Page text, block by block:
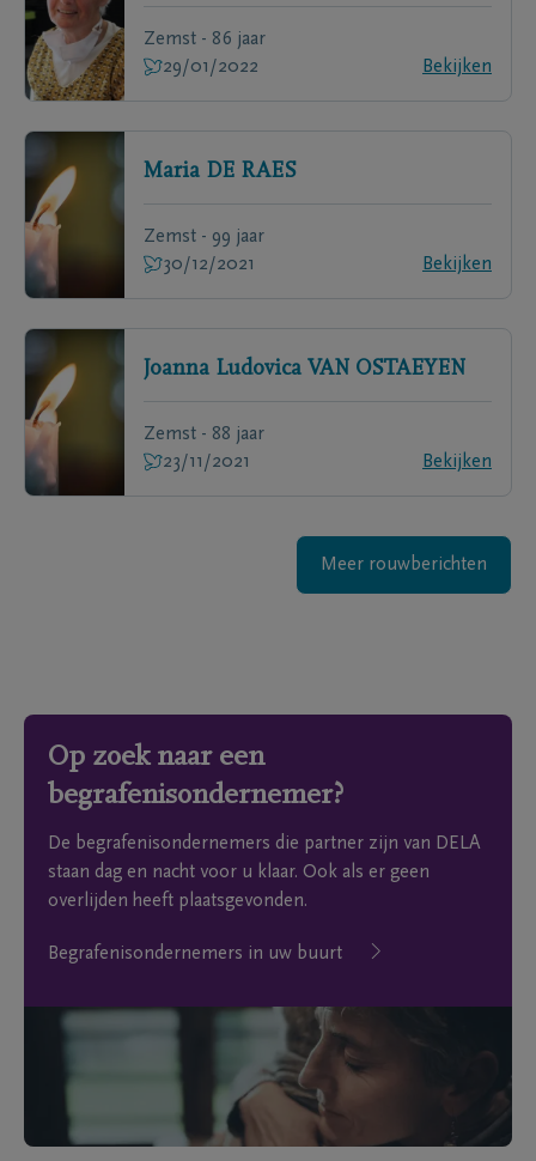
Zemst - 86 jaar
29/01/2022
Bekijken
Maria DE RAES
Zemst - 99 jaar
30/12/2021
Bekijken
Joanna Ludovica VAN OSTAEYEN
Zemst - 88 jaar
23/11/2021
Bekijken
Meer rouwberichten
Op zoek naar een
begrafenisondernemer?
De begrafenisondernemers die partner zijn van DELA
staan dag en nacht voor u klaar. Ook als er geen
overlijden heeft plaatsgevonden.
Begrafenisondernemers in uw buurt